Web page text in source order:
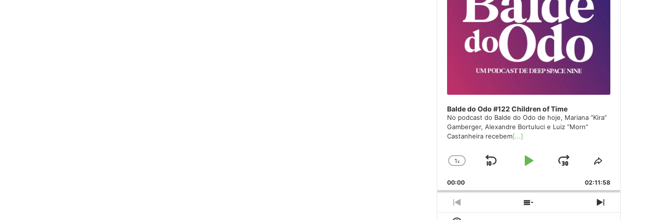
Balde do Odo #122 Children of Time
No podcast do Balde do Odo de hoje, Mariana “Kira”
Gamberger, Alexandre Bortuluci e Luiz “Morn”
Castanheira recebem[...]
Change
Rate
1x
Skip
Play
Jump
Forward
Share
Episode
00:00 02:11:58
Previous
Episode
Show
Next